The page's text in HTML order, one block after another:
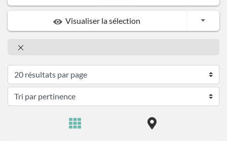
Visualiser la sélection Toggle